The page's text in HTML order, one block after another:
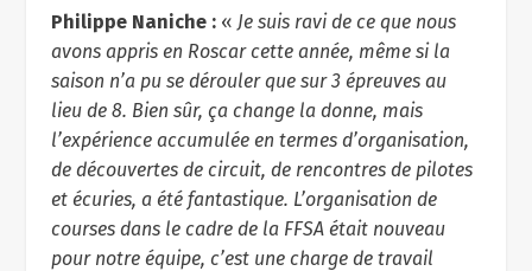
Philippe Naniche :« Je suis ravi de ce que nous
avons appris en Roscar cette année, même si la
saison n’a pu se dérouler que sur 3 épreuves au
lieu de 8. Bien sûr, ça change la donne, mais
l’expérience accumulée en termes d’organisation,
de découvertes de circuit, de rencontres de pilotes
et écuries, a été fantastique. L’organisation de
courses dans le cadre de la FFSA était nouveau
pour notre équipe, c’est une charge de travail